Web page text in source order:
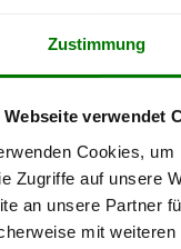
Zustimmung
Webseite verwendet
Cookies,
Zugriffe auf unsere
an unsere Partner
mit
gibt es?
schon